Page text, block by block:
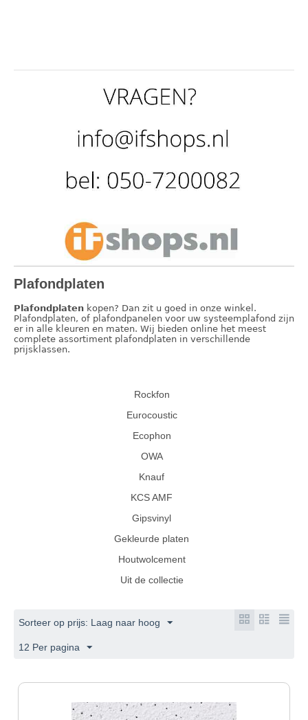
1160x1760 mm
⌀ 800 mm
Plafondplaten
Plafondplaten kopen? Dan zit u goed in onze winkel.
Plafondplaten, of plafondpanelen voor uw systeemplafond zijn
er in alle kleuren en maten. Wij bieden online het meest
complete assortiment plafondplaten in verschillende
prijsklassen.
Rockfon
Eurocoustic
Ecophon
OWA
Knauf
KCS AMF
Gipsvinyl
Gekleurde platen
Houtwolcement
Uit de collectie
Sorteer op prijs: Laag naar hoog
12 Per pagina